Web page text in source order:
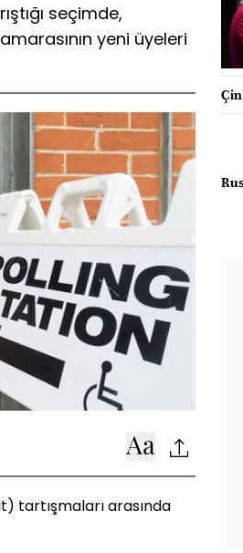
seçimde,
yeni üyeleri
tartışmaları arasında
Çin